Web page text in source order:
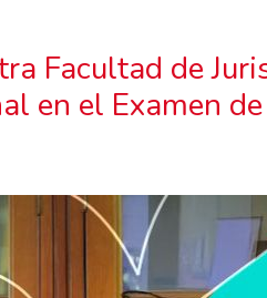
Facultad de
en el Examen